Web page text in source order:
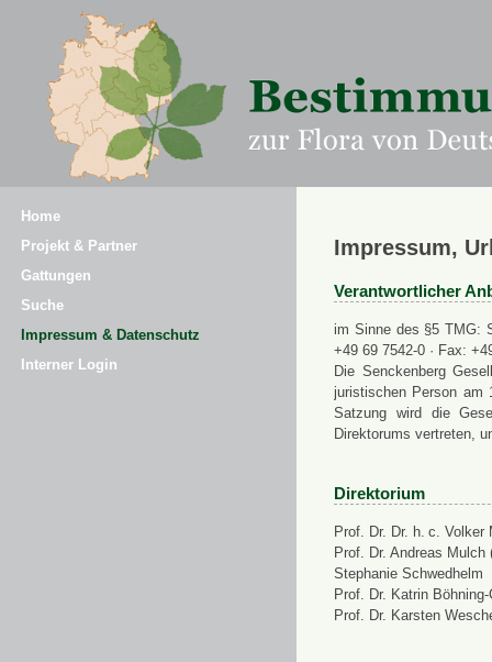
Home
Projekt & Partner
Gattungen
Suche
Impressum & Datenschutz
Interner Login
Impressum,
Verantwortlicher
im Sinne des §5 TMG:
+49 69 7542-0 · Fax:
Die Senckenberg
juristischen Person am
Satzung wird die
Direktorums vertreten,
Direktorium
Prof. Dr. Dr. h. c. Volker
Prof. Dr. Andreas
Stephanie Schwedhelm
Prof. Dr. Katrin
Prof. Dr. Karsten